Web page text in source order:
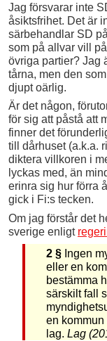
Jag försvarar inte
åsiktsfrihet. Det är
särbehandlar SD
som på allvar vill
övriga partier? Jag
tårna, men den
djupt oärlig.
Är det någon,
för sig att påstå att
finner det
till dårhuset (a.k.a.
diktera villkoren i
lyckas med, än
erinra sig hur förra
gick i Fi:s tecken.
Om jag förstår det
sverige enligt
2 §Ingen
eller en
bestämma
särskilt fall
en
lag. Lag